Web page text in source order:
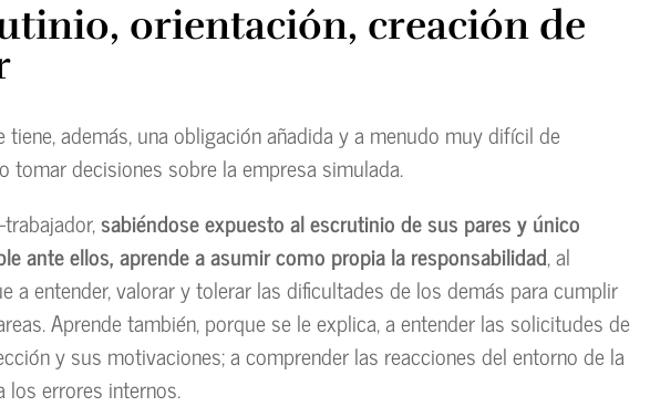
orientación, creación de
tiene, además, una obligación añadida y a menudo muy difícil de
tomar decisiones sobre la empresa simulada.
trabajador,sabiéndose expuesto al escrutinio de sus pares y único
ante ellos, aprende a asumir como propia la responsabilidad, al
a entender, valorar y tolerar las dificultades de los demás para cumplir
Aprende también, porque se le explica, a entender las solicitudes de
y sus motivaciones; a comprender las reacciones del entorno de la
los errores internos.